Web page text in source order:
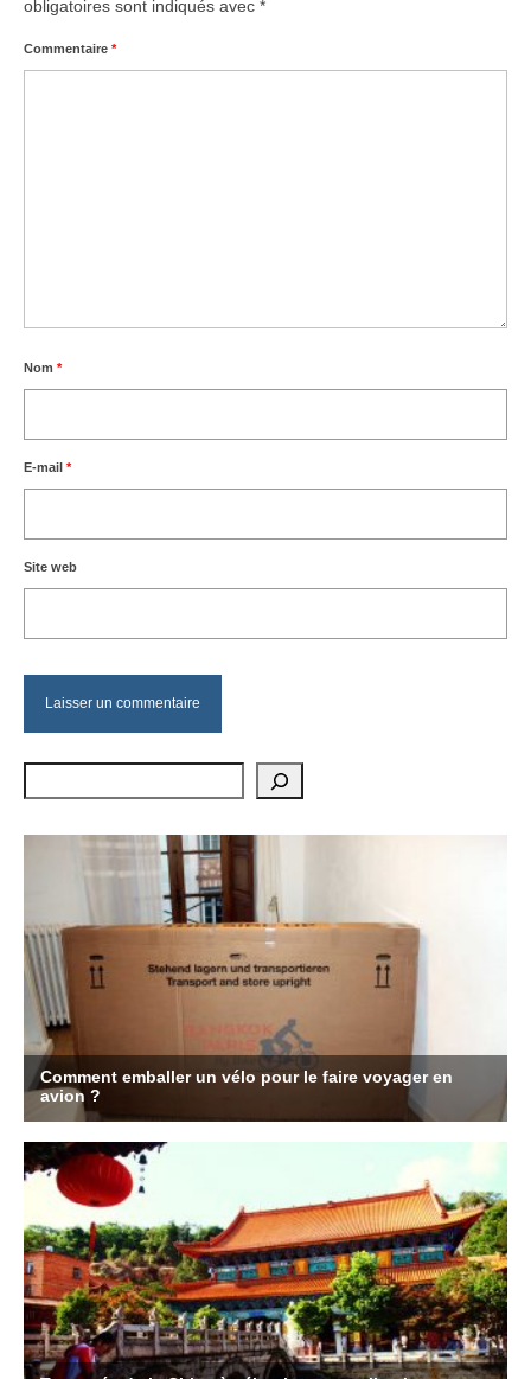
obligatoires sont indiqués avec *
Commentaire *
Nom *
E-mail *
Site web